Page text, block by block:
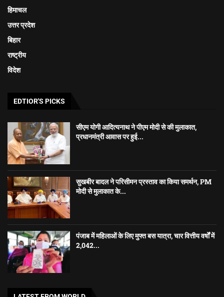
हिमाचल
उत्तर प्रदेश
बिहार
राष्ट्रीय
विदेश
EDTIOR'S PICKS
सीएम योगी आदित्यनाथ ने पीएम मोदी से की मुलाकात,
प्रधानमंत्री आवास पर हुई...
सुखबीर बादल ने परिसीमन प्रस्ताव का किया समर्थन, PM
मोदी से मुलाकात के...
पंजाब में महिलाओं के लिए मुफ्त बस यात्रा, चार वित्तीय वर्षों में
2,042...